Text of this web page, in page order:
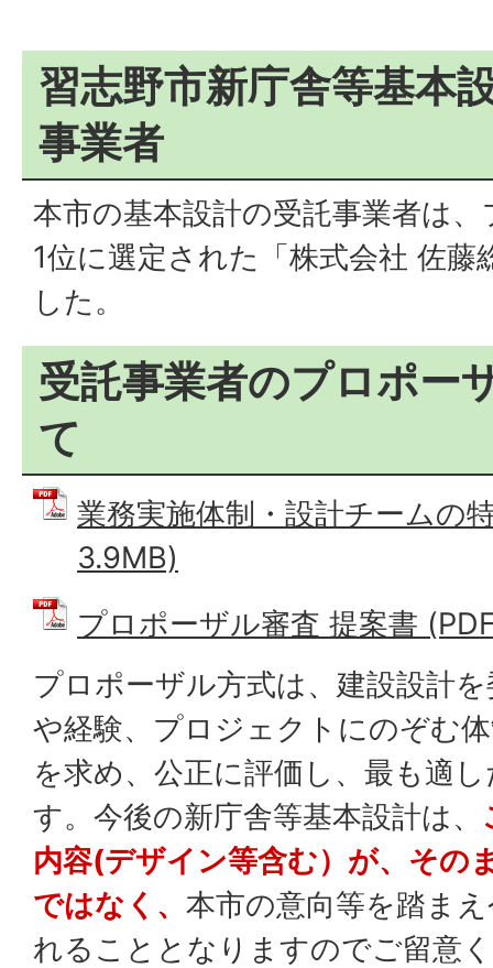
習志野市新庁舎等基本
事業者
本市の基本設計の受託事業者は
1位に選定された「株式会社 佐藤
した。
受託事業者のプロポー
て
業務実施体制・設計チームの
3.9MB)
プロポーザル審査 提案書
プロポーザル方式は、建設設計
や経験、プロジェクトにのぞむ
を求め、公正に評価し、最も適
す。今後の新庁舎等基本設計は、
内容(デザイン等含む）が、その
ではなく、 本市の意向等を踏ま
れることとなりますのでご留意